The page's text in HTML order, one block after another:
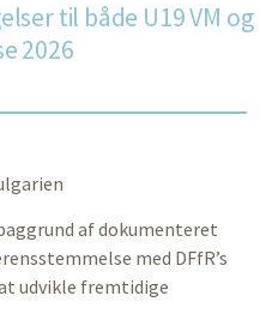
til både U19 VM og
2026
af dokumenteret
med DFfR’s
udvikle fremtidige